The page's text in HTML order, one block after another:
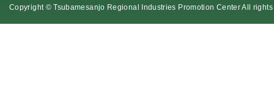
Copyright © Tsubamesanjo Regional Industries Promotion Center All